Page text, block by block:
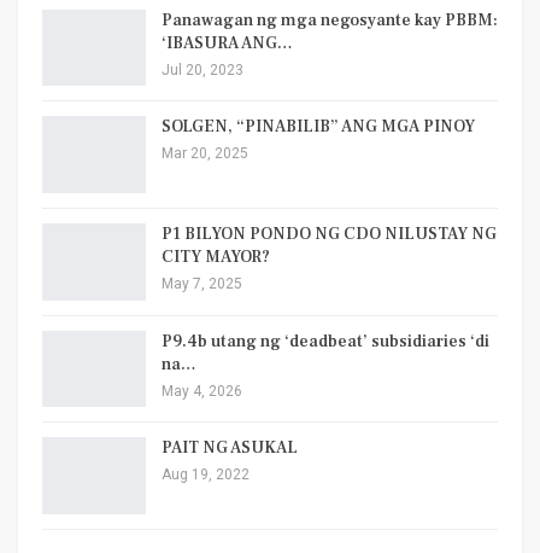
Panawagan ng mga negosyante kay PBBM:
‘IBASURA ANG…
Jul 20, 2023
SOLGEN, “PINABILIB” ANG MGA PINOY
Mar 20, 2025
P1 BILYON PONDO NG CDO NILUSTAY NG
CITY MAYOR?
May 7, 2025
P9.4b utang ng ‘deadbeat’ subsidiaries ‘di
na…
May 4, 2026
PAIT NG ASUKAL
Aug 19, 2022